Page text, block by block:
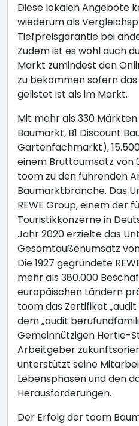
Diese lokalen Angebote
wiederum als
Tiefpreisgarantie bei
Zudem ist es wohl auch
Markt zumindest den
zu bekommen sofern
gelistet ist als im Markt.
Mit mehr als 330
Baumarkt, B1 Discount
Gartenfachmarkt),
einem Bruttoumsatz von
toom zu den führenden
Baumarktbranche. Das
REWE Group, einem der
Touristikkonzerne in
Jahr 2020 erzielte das
Gesamtaußenumsatz
Die 1927 gegründete
mehr als 380.000
europäischen Ländern
toom das Zertifikat
dem „audit
Gemeinnützigen Hertie-
Arbeitgeber
unterstützt seine
Lebensphasen und den
Herausforderungen.
Der Erfolg der toom